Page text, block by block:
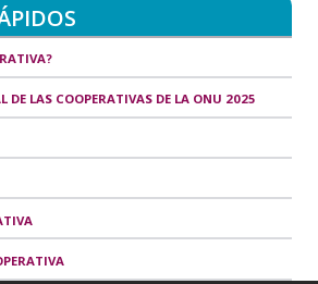
DE LAS COOPERATIVAS DE LA ONU 2025